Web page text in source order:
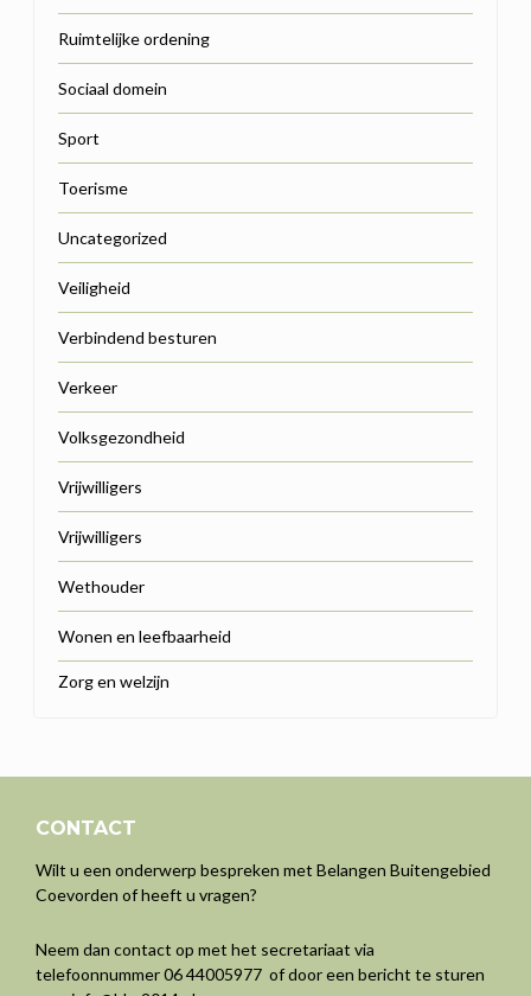
Ruimtelijke ordening
Sociaal domein
Sport
Toerisme
Uncategorized
Veiligheid
Verbindend besturen
Verkeer
Volksgezondheid
Vrijwilligers
Vrijwilligers
Wethouder
Wonen en leefbaarheid
Zorg en welzijn
CONTACT
Wilt u een onderwerp bespreken met Belangen Buitengebied
Coevorden of heeft u vragen?
Neem dan contact op met het secretariaat via
telefoonnummer 06 44005977 of door een bericht te sturen